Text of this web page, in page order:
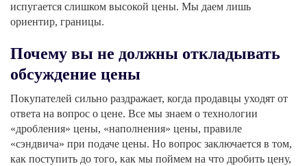
испугается слишком высокой цены. Мы даем лишь
ориентир, границы.
Почему вы не должны откладывать
обсуждение цены
Покупателей сильно раздражает, когда продавцы уходят от
ответа на вопрос о цене. Все мы знаем о технологии
«дробления» цены, «наполнения» цены, правиле
«сэндвича» при подаче цены. Но вопрос заключается в том,
как поступить до того, как мы поймем на что дробить цену,